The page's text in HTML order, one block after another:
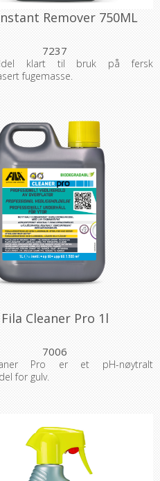
Remover 750ML
7237
klart til bruk på fersk
fugemasse.
Fila Cleaner Pro 1l
7006
Pro er et pH-nøytralt
for gulv.